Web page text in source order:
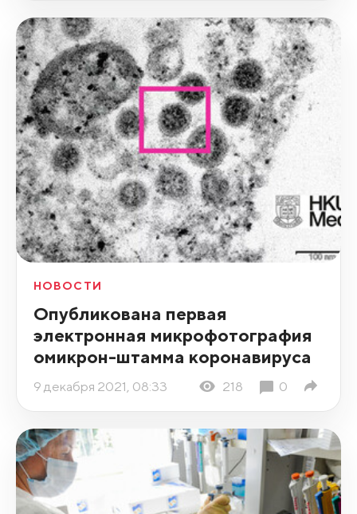
НОВОСТИ
Опубликована первая
электронная микрофотография
омикрон-штамма коронавируса
9 декабря 2021, 08:33 218 0